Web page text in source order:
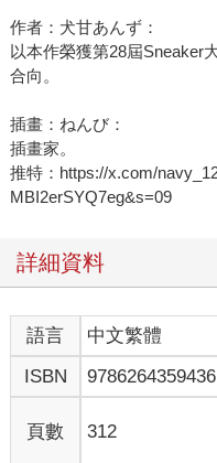
作者：犬甘あんず：
以本作榮獲第28屆Sneaker
合向。
插畫：ねんび：
插畫家。
推特：https://x.com/
MBI2erSYQ7eg&s=09
詳細資料
語言 中文繁體
ISBN
9786264359436
頁數 312